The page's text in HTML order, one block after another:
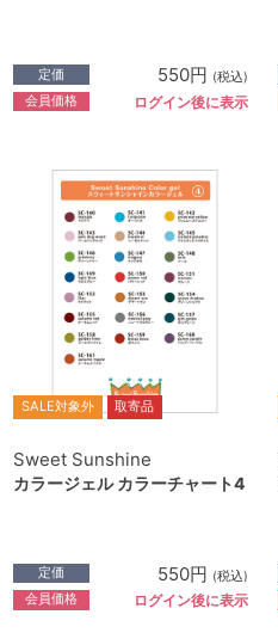
定価 550円 (税込)
会員価格 ログイン後に表示
SALE対象外 取寄品
Sweet Sunshine
カラージェル カラーチャート4
定価 550円 (税込)
会員価格 ログイン後に表示